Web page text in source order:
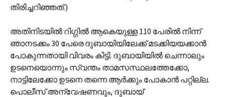
തിരിച്ചറിഞ്ഞത്.)
അതിനിടയില്‍ റിഗ്ഗില്‍ ആകെയുള്ള 110 പേരില്‍ നിന്ന്
ഞാനടക്കം 30 പേരെ ദുബായിയിലേക്ക് മടക്കിയയക്കാന്‍
പോകുന്നതായി വിവരം കിട്ടി. ദുബായിയില്‍ ചെന്നാലും
ഉടനെയൊന്നും സ്വന്തം താമസസ്ഥലത്തേക്കോ,
നാട്ടിലേക്കോ ഉടനെ തന്നെ ആര്‍ക്കും പോകാന്‍ പറ്റില്ല.
പൊലീസ് അന്വേഷണവും, ദുബായ്